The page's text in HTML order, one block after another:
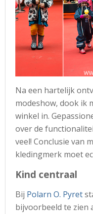
Na een hartelijk
modeshow, dook ik
winkel in.
over de
veel! Conclusie van
kledingmerk moet
Kind centraal
Bij Polarn O. Pyret
bijvoorbeeld te zien